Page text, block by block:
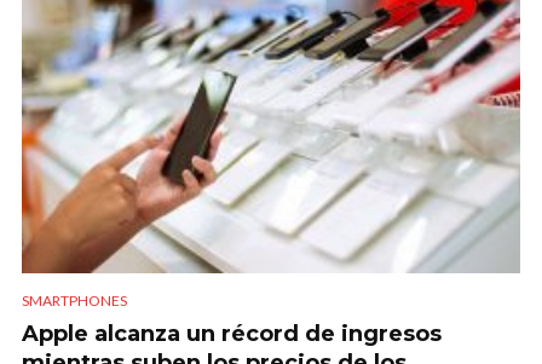
SMARTPHONES
Apple alcanza un récord de ingresos